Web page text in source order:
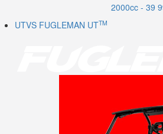
2000cc - 39
UTVS FUGLEMAN UTTM